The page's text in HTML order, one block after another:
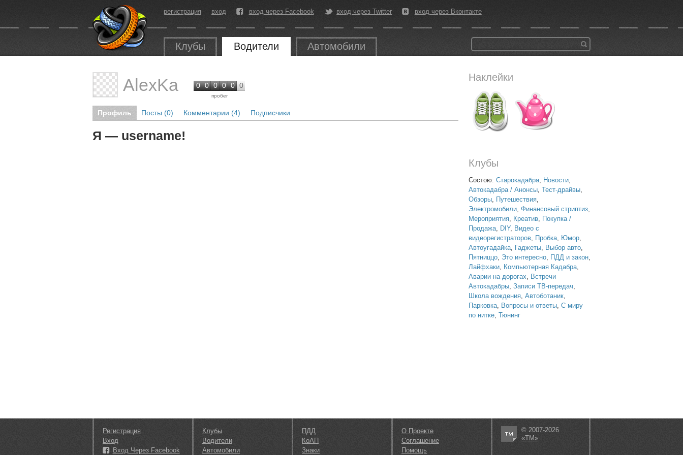
регистрация вход вход через Facebook вход через Twitter вход через Вконтакте
Клубы Водители Автомобили
Наклейки
Клубы
Состою: Старокадабра, Новости,
Автокадабра / Анонсы, Тест-драйвы,
Обзоры, Путешествия,
Электромобили, Финансовый стриптиз,
Мероприятия, Креатив, Покупка /
Продажа, DIY, Видео с
видеорегистраторов, Пробка, Юмор,
Автоугадайка, Гаджеты, Выбор авто,
Пятниццо, Это интересно, ПДД и закон,
Лайфхаки, Компьютерная Кадабра,
Аварии на дорогах, Встречи
Автокадабры, Записи ТВ-передач,
Школа вождения, Автоботаник,
Парковка, Вопросы и ответы, С миру
по нитке, Тюнинг
AlexKa 0 0 0 0 0 0
пробег
Профиль Посты (0) Комментарии (4) Подписчики
Я — username!
Регистрация
Вход
Вход Через Facebook
Клубы
Водители
Автомобили
ПДД
КоАП
Знаки
О Проекте
Соглашение
Помощь
© 2007-2026
«ТМ»